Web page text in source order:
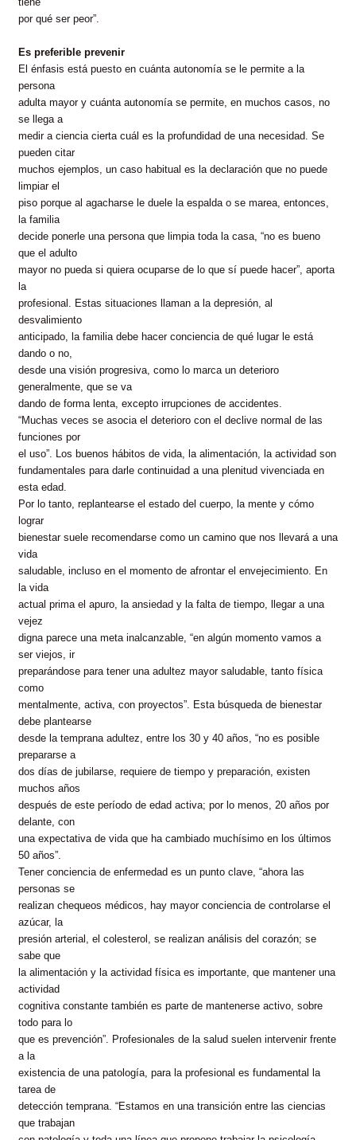
por qué ser peor”.
Es preferible prevenir
El énfasis está puesto en cuánta autonomía se le permite a la
persona
adulta mayor y cuánta autonomía se permite, en muchos casos, no
se llega a
medir a ciencia cierta cuál es la profundidad de una necesidad. Se
pueden citar
muchos ejemplos, un caso habitual es la declaración que no puede
limpiar el
piso porque al agacharse le duele la espalda o se marea, entonces,
la familia
decide ponerle una persona que limpia toda la casa, “no es bueno
que el adulto
mayor no pueda si quiera ocuparse de lo que sí puede hacer”, aporta
la
profesional. Estas situaciones llaman a la depresión, al
desvalimiento
anticipado, la familia debe hacer conciencia de qué lugar le está
dando o no,
desde una visión progresiva, como lo marca un deterioro
generalmente, que se va
dando de forma lenta, excepto irrupciones de accidentes.
“Muchas veces se asocia el deterioro con el declive normal de las
funciones por
el uso”. Los buenos hábitos de vida, la alimentación, la actividad son
fundamentales para darle continuidad a una plenitud vivenciada en
esta edad.
Por lo tanto, replantearse el estado del cuerpo, la mente y cómo
lograr
bienestar suele recomendarse como un camino que nos llevará a una
vida
saludable, incluso en el momento de afrontar el envejecimiento. En
la vida
actual prima el apuro, la ansiedad y la falta de tiempo, llegar a una
vejez
digna parece una meta inalcanzable, “en algún momento vamos a
ser viejos, ir
preparándose para tener una adultez mayor saludable, tanto física
como
mentalmente, activa, con proyectos”. Esta búsqueda de bienestar
debe plantearse
desde la temprana adultez, entre los 30 y 40 años, “no es posible
prepararse a
dos días de jubilarse, requiere de tiempo y preparación, existen
muchos años
después de este período de edad activa; por lo menos, 20 años por
delante, con
una expectativa de vida que ha cambiado muchísimo en los últimos
50 años”.
Tener conciencia de enfermedad es un punto clave, “ahora las
personas se
realizan chequeos médicos, hay mayor conciencia de controlarse el
azúcar, la
presión arterial, el colesterol, se realizan análisis del corazón; se
sabe que
la alimentación y la actividad física es importante, que mantener una
actividad
cognitiva constante también es parte de mantenerse activo, sobre
todo para lo
que es prevención”. Profesionales de la salud suelen intervenir frente
a la
existencia de una patología, para la profesional es fundamental la
tarea de
detección temprana. “Estamos en una transición entre las ciencias
que trabajan